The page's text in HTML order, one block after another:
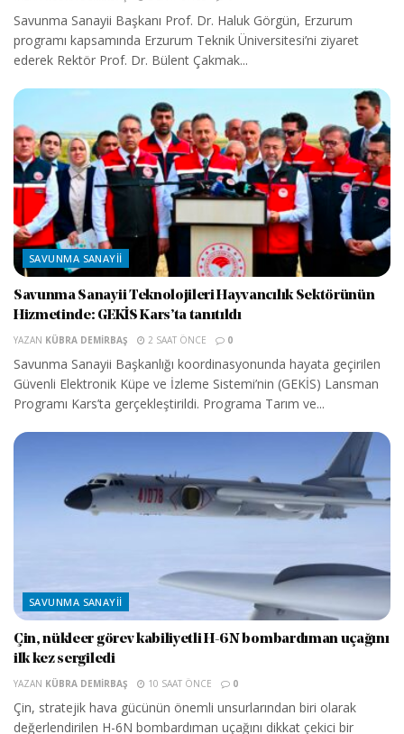
Savunma Sanayii Başkanı Prof. Dr. Haluk Görgün, Erzurum
programı kapsamında Erzurum Teknik Üniversitesi’ni ziyaret
ederek Rektör Prof. Dr. Bülent Çakmak...
SAVUNMA SANAYII
Savunma Sanayii Teknolojileri Hayvancılık Sektörünün
Hizmetinde: GEKİS Kars’ta tanıtıldı
YAZAN KÜBRA DEMIRBAŞ 2 SAAT ÖNCE 0
Savunma Sanayii Başkanlığı koordinasyonunda hayata geçirilen
Güvenli Elektronik Küpe ve İzleme Sistemi’nin (GEKİS) Lansman
Programı Kars’ta gerçekleştirildi. Programa Tarım ve...
SAVUNMA SANAYII
Çin, nükleer görev kabiliyetli H-6N bombardıman uçağını
ilk kez sergiledi
YAZAN KÜBRA DEMIRBAŞ 10 SAAT ÖNCE 0
Çin, stratejik hava gücünün önemli unsurlarından biri olarak
değerlendirilen H-6N bombardıman uçağını dikkat çekici bir